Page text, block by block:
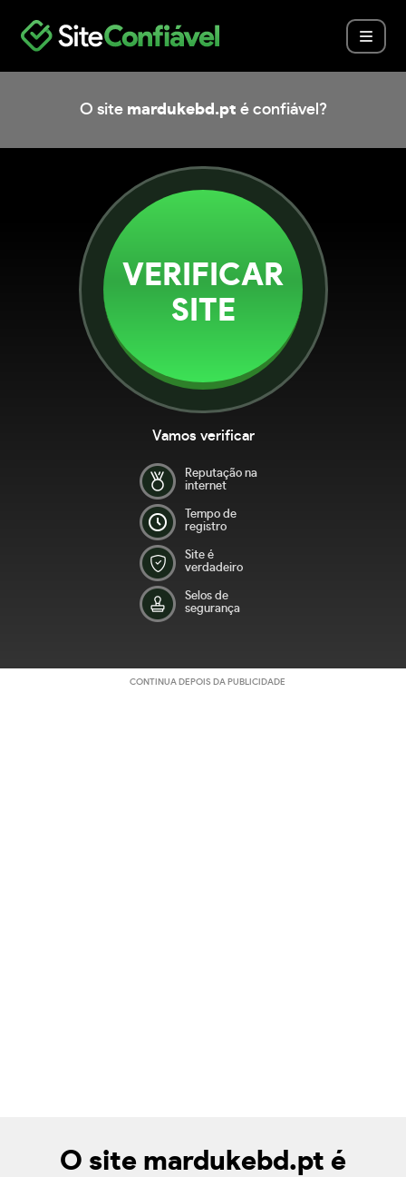
O site mardukebd.pt é confiável?
VERIFICAR
SITE
Vamos verificar
Reputação na
internet
Tempo de
registro
Site é
verdadeiro
Selos de
segurança
CONTINUA DEPOIS DA PUBLICIDADE
O site mardukebd.pt é